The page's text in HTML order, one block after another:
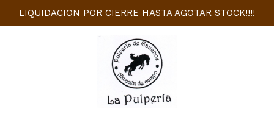
LIQUIDACION POR CIERRE HASTA AGOTAR STOCK!!!!